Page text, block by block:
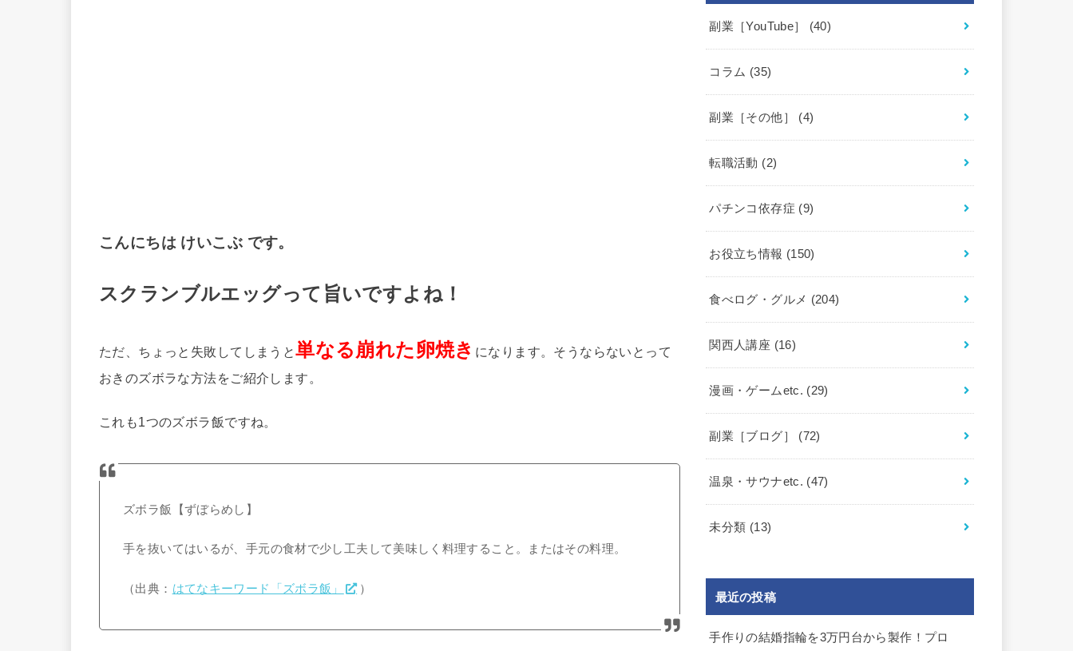
こんにちは けいこぶ です。
スクランブルエッグって旨いですよね！
ただ、ちょっと失敗してしまうと単なる崩れた卵焼き になります。そうならないとって
おきのズボラな方法をご紹介します。
これも1つのズボラ飯ですね。
ズボラ飯【ずぼらめし】
手を抜いてはいるが、手元の食材で少し工夫して美味しく料理すること。またはその料理。
（出典： はてなキーワード「ズボラ飯」 ）
副業［YouTube］ (40)
コラム (35)
副業［その他］ (4)
転職活動 (2)
パチンコ依存症 (9)
お役立ち情報 (150)
食べログ・グルメ (204)
関西人講座 (16)
漫画・ゲームetc. (29)
副業［ブログ］ (72)
温泉・サウナetc. (47)
未分類 (13)
最近の投稿
手作りの結婚指輪を3万円台から製作！プロ